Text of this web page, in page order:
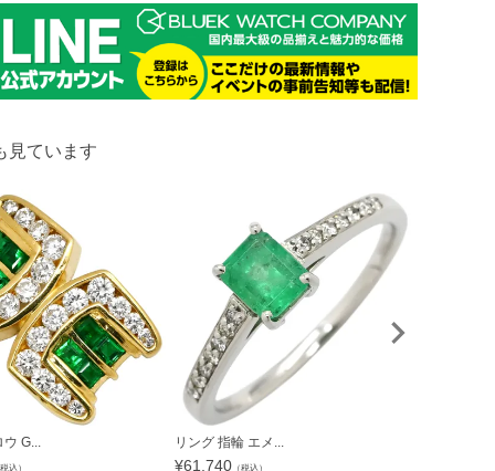
見ています
ウ G...
税込）
リング 指輪 エメ...
¥61,740 （税込）